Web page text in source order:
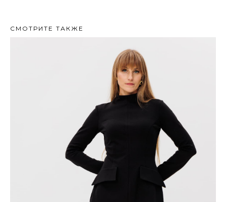
СМОТРИТЕ ТАКЖЕ